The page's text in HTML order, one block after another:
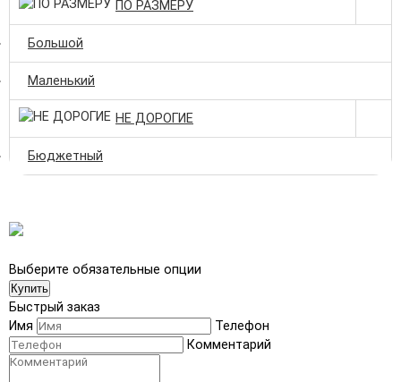
ПО РАЗМЕРУ
Большой
Маленький
НЕ ДОРОГИЕ
Бюджетный
Выберите обязательные опции
Купить
Быстрый заказ
Имя
Телефон
Комментарий